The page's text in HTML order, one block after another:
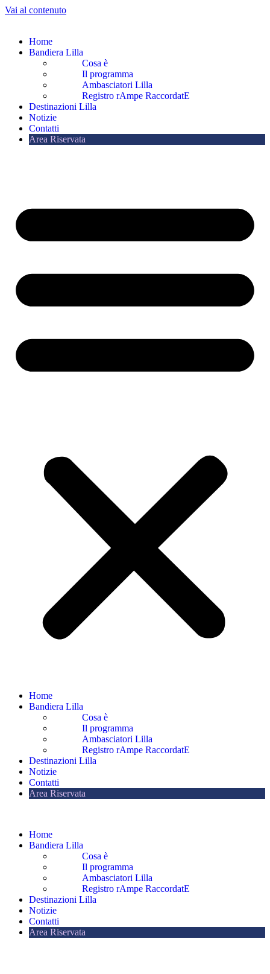
Vai al contenuto
Home
Bandiera Lilla
Cosa è
Il programma
Ambasciatori Lilla
Registro rAmpe RaccordatE
Destinazioni Lilla
Notizie
Contatti
Area Riservata
Home
Bandiera Lilla
Cosa è
Il programma
Ambasciatori Lilla
Registro rAmpe RaccordatE
Destinazioni Lilla
Notizie
Contatti
Area Riservata
Home
Bandiera Lilla
Cosa è
Il programma
Ambasciatori Lilla
Registro rAmpe RaccordatE
Destinazioni Lilla
Notizie
Contatti
Area Riservata